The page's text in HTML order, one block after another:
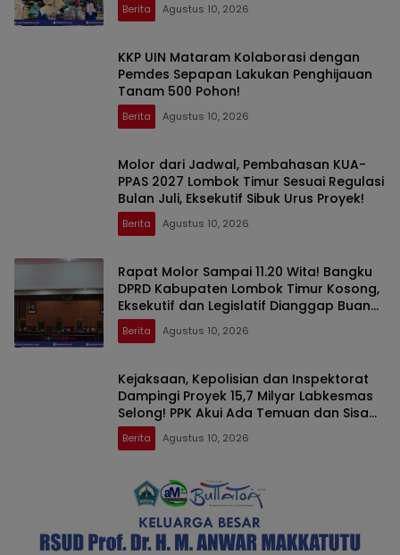
Berita Agustus 10, 2026
KKP UIN Mataram Kolaborasi dengan
Pemdes Sepapan Lakukan Penghijauan
Tanam 500 Pohon!
Berita Agustus 10, 2026
Molor dari Jadwal, Pembahasan KUA-
PPAS 2027 Lombok Timur Sesuai Regulasi
Bulan Juli, Eksekutif Sibuk Urus Proyek!
Berita Agustus 10, 2026
Rapat Molor Sampai 11.20 Wita! Bangku
DPRD Kabupaten Lombok Timur Kosong,
Eksekutif dan Legislatif Dianggap Buang
Waktu
Berita Agustus 10, 2026
Kejaksaan, Kepolisian dan Inspektorat
Dampingi Proyek 15,7 Milyar Labkesmas
Selong! PPK Akui Ada Temuan dan Sisa
Anggaran Rp500 Juta
Berita Agustus 10, 2026